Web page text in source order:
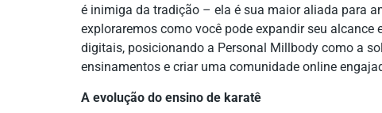
é inimiga da tradição – ela é sua maior aliada para
exploraremos como você pode expandir seu
digitais, posicionando a Personal Millbody como a
ensinamentos e criar uma comunidade online
A evolução do ensino de karatê